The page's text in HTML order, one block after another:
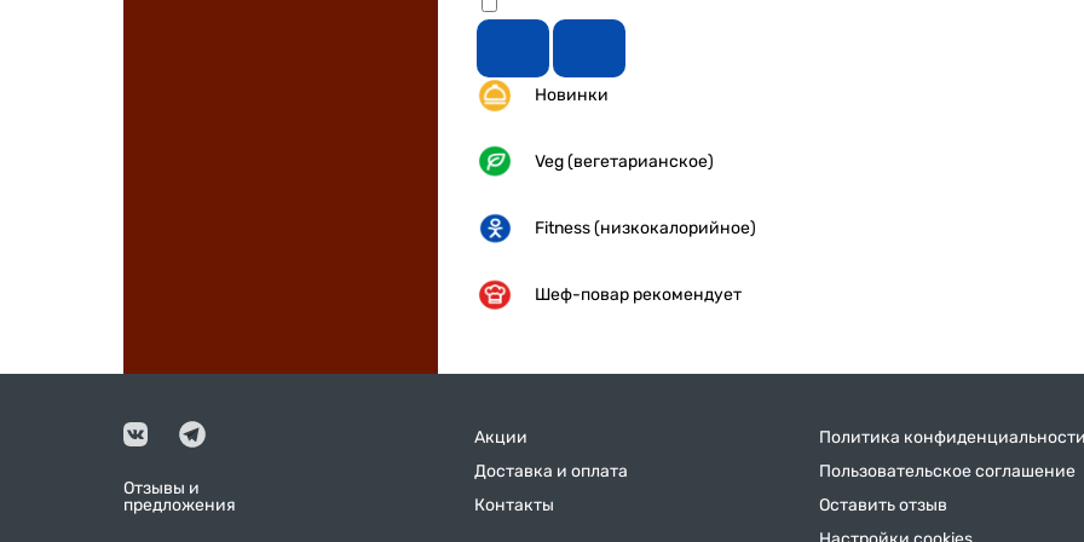
Новинки
Veg (вегетарианское)
Fitness (низкокалорийное)
Шеф-повар рекомендует
Отзывы и
предложения
Акции
Доставка и оплата
Контакты
Политика
Пользовательское соглашение
Оставить отзыв